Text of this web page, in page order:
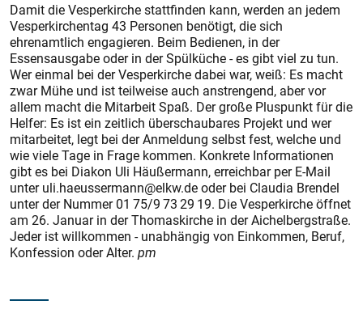
Damit die Vesperkirche stattfinden kann, werden an jedem
Vesperkirchentag 43 Personen benötigt, die sich
ehrenamtlich engagieren. Beim Bedienen, in der
Essensausgabe oder in der Spülküche - es gibt viel zu tun.
Wer einmal bei der Vesperkirche dabei war, weiß: Es macht
zwar Mühe und ist teilweise auch anstrengend, aber vor
allem macht die Mitarbeit Spaß. Der große Pluspunkt für die
Helfer: Es ist ein zeitlich überschaubares Projekt und wer
mitarbeitet, legt bei der Anmeldung selbst fest, welche und
wie viele Tage in Frage kommen. Konkrete Informationen
gibt es bei Diakon Uli Häußermann, erreichbar per E-Mail
unter uli.haeussermann@elkw.de oder bei Claudia Brendel
unter der Nummer 01 75/9 73 29 19. Die Vesperkirche öffnet
am 26. Januar in der Thomaskirche in der Aichelbergstraße.
Jeder ist willkommen - unabhängig von Einkommen, Beruf,
Konfession oder Alter. pm